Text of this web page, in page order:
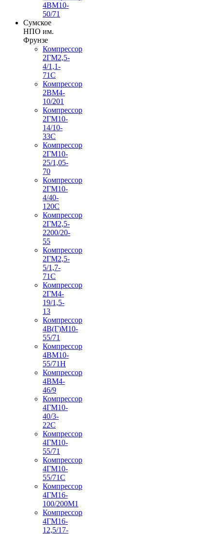
4ВМ10-
50/71
Сумское
НПО им.
Фрунзе
Компрессор
2ГМ2,5-
4/1,1-
71С
Компрессор
2ВМ4-
10/201
Компрессор
2ГМ10-
14/10-
33С
Компрессор
2ГМ10-
25/1,05-
70
Компрессор
2ГМ10-
4/40-
120С
Компрессор
2ГМ2,5-
2200/20-
55
Компрессор
2ГМ2,5-
5/1,7-
71С
Компрессор
2ГМ4-
19/1,5-
13
Компрессор
4В(Г)М10-
55/71
Компрессор
4ВМ10-
55/71Н
Компрессор
4ВМ4-
46/9
Компрессор
4ГМ10-
40/3-
22С
Компрессор
4ГМ10-
55/71
Компрессор
4ГМ10-
55/71С
Компрессор
4ГМ16-
100/200М1
Компрессор
4ГМ16-
12,5/17-